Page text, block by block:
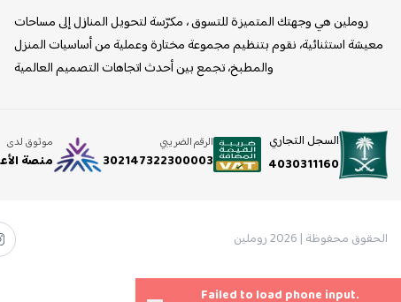
روملين هي وجهتك المتميزة للتسوق ، مكرّسة لتحويل المنازل إلى مساحات
معيشة استثنائية، نقوم بتنظيم مجموعة مختارة وعملية من أساسيات المنزل
والمطبخ، تجمع بين أحدث اتجاهات التصميم العالمية
السجل التجاري
4030311160
الرقم الضريبي
302147322300003
موثوق لدى
منصة
الحقوق محفوظة | 2026 روملين